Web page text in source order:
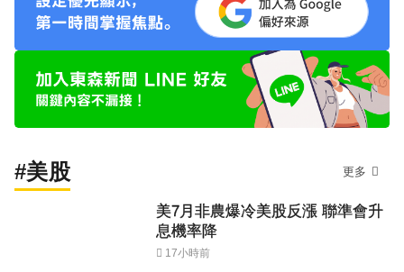
#美股 更多
美7月非農爆冷美股反漲 聯準會升
息機率降
17小時前